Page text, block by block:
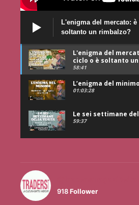
L'enigma del mercato:
soltanto un rimbalzo?
L'enigma del
ciclo o è soltanto
58:41
L’enigma del minimo
01:03:28
Le sei settimane
59:37
918Follower